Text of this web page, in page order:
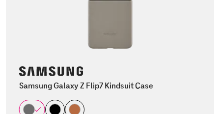
Samsung Galaxy Z Flip7 Kindsuit Case